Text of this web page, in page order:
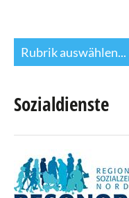
Rubrik auswählen...
Einwohneramt
Finanzabteilung
Sozialdienste